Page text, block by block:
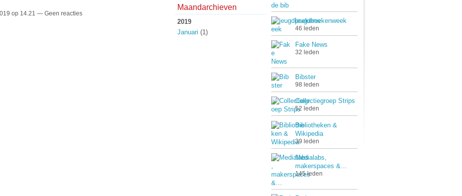
op 14.21 — Geen reacties
Maandarchieven
2019
Januari (1)
jeugdboekenweek
46 leden
Fake News
32 leden
Bibster
98 leden
Collectiegroep Strips
52 leden
Bibliotheken &
Wikipedia
39 leden
Medialabs,
makerspaces &…
145 leden